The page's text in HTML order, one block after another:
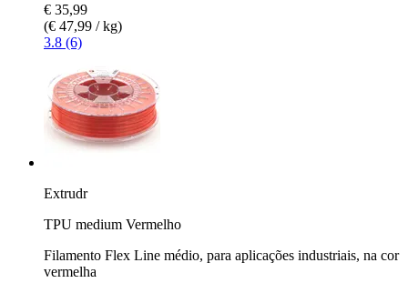
€ 35,99
(€ 47,99 / kg)
3.8 (6)
Extrudr
TPU medium Vermelho
Filamento Flex Line médio, para aplicações industriais, na cor
vermelha